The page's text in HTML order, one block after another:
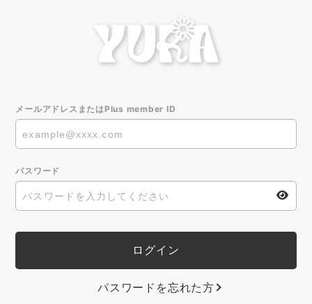
メールアドレスまたはPlus member ID
パスワード
パスワードを忘れた方